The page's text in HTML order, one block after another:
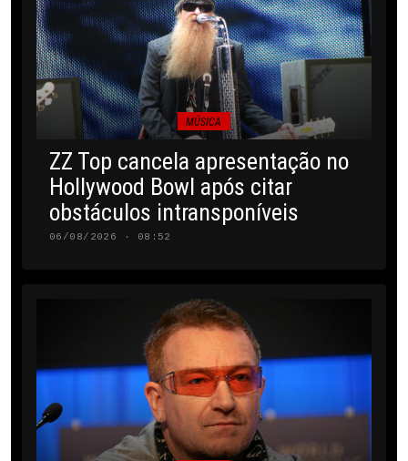
MÚSICA
ZZ Top cancela apresentação no
Hollywood Bowl após citar
obstáculos intransponíveis
06/08/2026 · 08:52